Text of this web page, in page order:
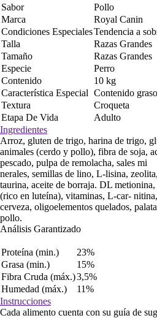
Sabor
Pollo
Marca
Royal Canin
Condiciones EspecialesTendencia a
Talla
Razas Grandes
Tamaño
Razas Grandes
Especie
Perro
Contenido
10 kg
Característica Especial Contenido
Textura
Croqueta
Etapa De Vida
Adulto
Ingredientes
Arroz, gluten de trigo, harina de trigo,
animales (cerdo y pollo), fibra de soja,
pescado, pulpa de remolacha, sales mi
nerales, semillas de lino, L-lisina,
taurina, aceite de borraja. DL
(rico en luteína), vitaminas, L-car-
cerveza, oligoelementos quelados,
pollo.
Análisis Garantizado
Proteína (min.)
23%
Grasa (min.)
15%
Fibra Cruda (máx.)3,5%
Humedad (máx.)
11%
Instrucciones
Cada alimento cuenta con su guía de